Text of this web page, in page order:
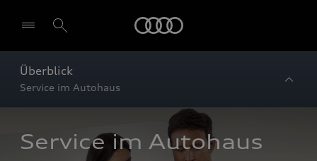
Überblick
Service im Autohaus
Service im Autohaus